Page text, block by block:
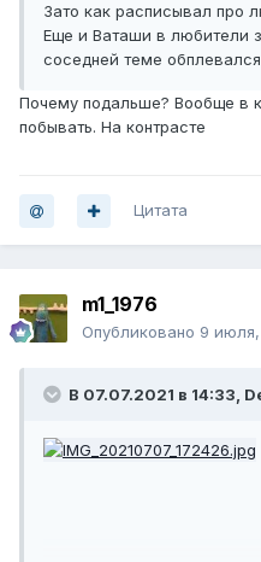
Зато как расписывал про
Еще и Ваташи в любители
соседней теме
Почему подальше? Вообще в
побывать. На контрасте
Цитата
m1_1976
Опубликовано 9 июля,
В 07.07.2021 в 14:33,